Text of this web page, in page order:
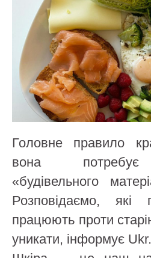
Головне правило
вона потребує
«будівельного
Розповідаємо, які
працюють проти
уникати, інформує